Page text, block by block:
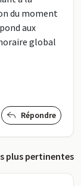
du moment
aux
global
Répondre
plus pertinentes